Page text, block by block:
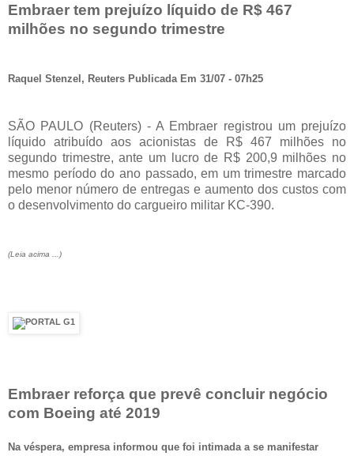
Embraer tem prejuízo líquido de R$ 467
milhões no segundo trimestre
Raquel Stenzel, Reuters Publicada Em 31/07 - 07h25
SÃO PAULO (Reuters) - A Embraer registrou um prejuízo
líquido atribuído aos acionistas de R$ 467 milhões no
segundo trimestre, ante um lucro de R$ 200,9 milhões no
mesmo período do ano passado, em um trimestre marcado
pelo menor número de entregas e aumento dos custos com
o desenvolvimento do cargueiro militar KC-390.
(Leia acima ...)
Embraer reforça que prevê concluir negócio
com Boeing até 2019
Na véspera, empresa informou que foi intimada a se manifestar